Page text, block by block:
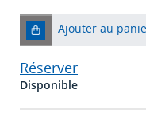
Ajouter au
Réserver
Disponible